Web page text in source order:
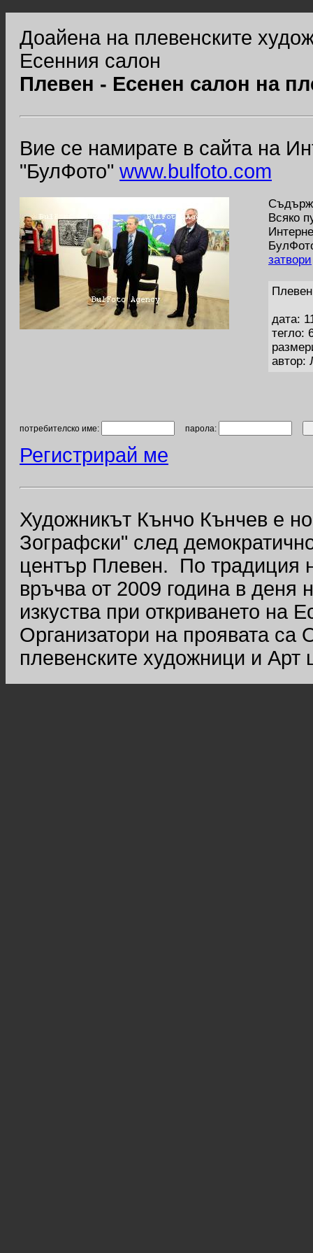
Доайена на плевенските
Есенния салон
Плевен - Есенен салон на
Вие се намирате в сайта на
"БулФото" www.bulfoto.com
Всяко
затвори
дата:
тегло:
автор:
потребителско име: парола:
Регистрирай ме
Художникът Кънчо Кънчев е
Зографски" след
център Плевен. По традиция
връчва от 2009 година в деня
изкуства при откриването на
Организатори на проявата
плевенските художници и Арт